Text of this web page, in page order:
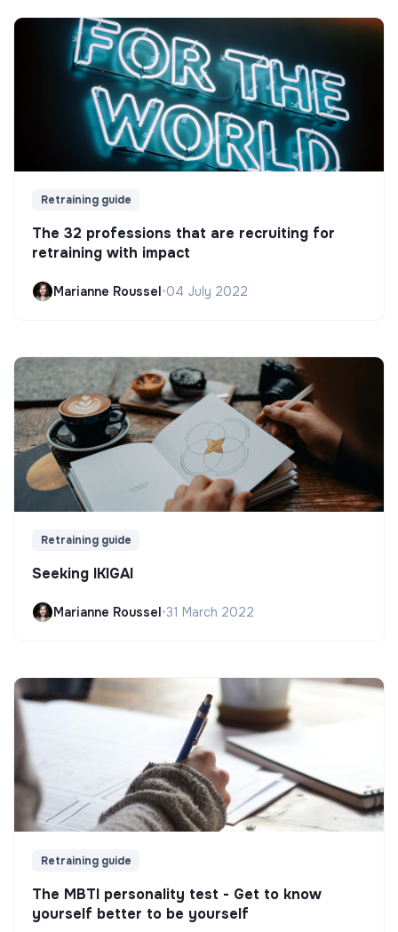
Retraining guide
The 32 professions that are recruiting for
retraining with impact
Marianne Roussel•04 July 2022
Retraining guide
Seeking IKIGAI
Marianne Roussel•31 March 2022
Retraining guide
The MBTI personality test - Get to know
yourself better to be yourself